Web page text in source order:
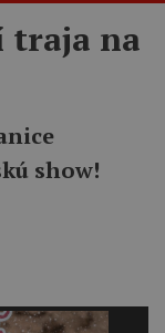
traja na
show!